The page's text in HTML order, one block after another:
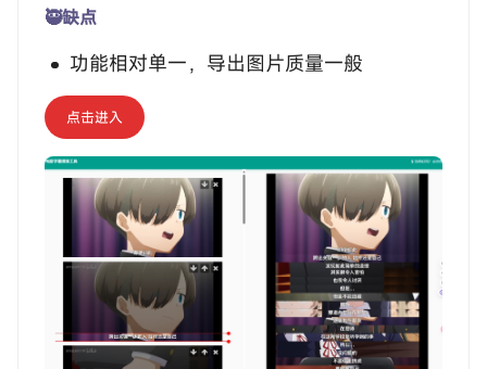
🥷缺点
功能相对单一，导出图片质量一般
点击进入